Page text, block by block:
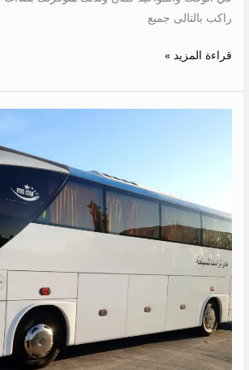
راكب بالتالى جميع
قراءة المزيد »
دهب